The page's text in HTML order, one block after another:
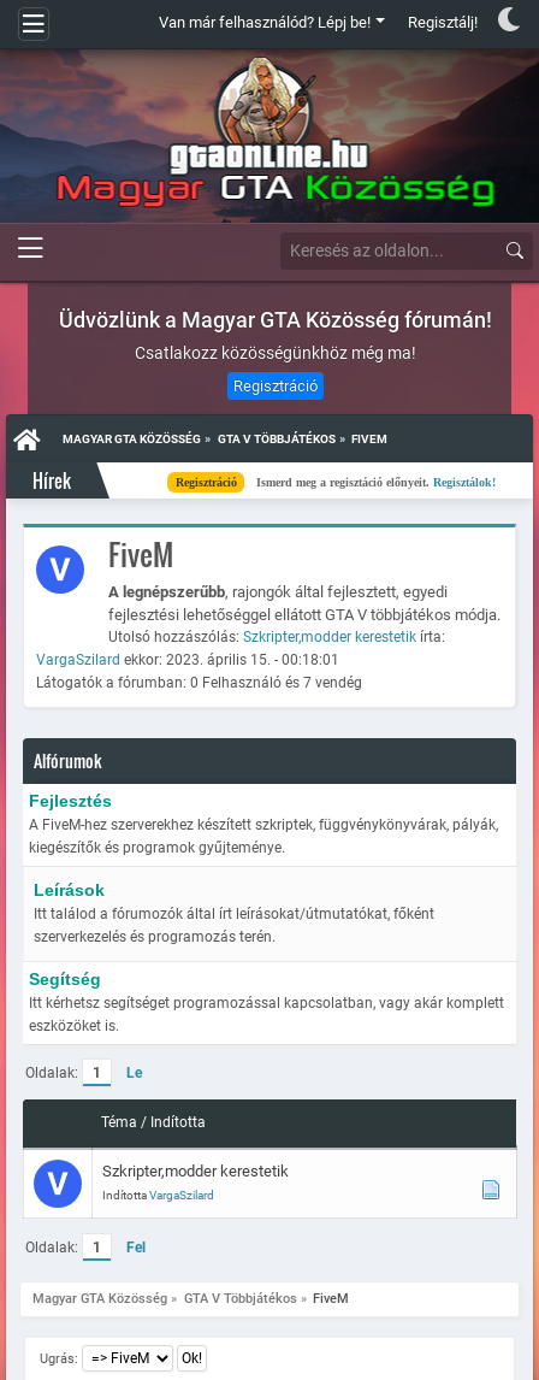
Van már felhasználód? Lépj be! Regisztálj!
Üdvözlünk a Magyar GTA Közösség fórumán!
Csatlakozz közösségünkhöz még ma!
Regisztráció
MAGYAR GTA KÖZÖSSÉG » GTA V TÖBBJÁTÉKOS » FIVEM
Hírek Regisztráció Ismerd meg a regisztáció előnyeit.Regisztálok!
FiveM
A legnépszerűbb, rajongók által fejlesztett, egyedi
fejlesztési lehetőséggel ellátott GTA V többjátékos módja.
Utolsó hozzászólás: Szkripter,modder kerestetik írta:
VargaSzilard ekkor: 2023. április 15. - 00:18:01
Látogatók a fórumban: 0 Felhasználó és 7 vendég
Alfórumok
Fejlesztés
A FiveM-hez szerverekhez készített szkriptek, függvénykönyvárak, pályák,
kiegészítők és programok gyűjteménye.
Leírások
Itt találod a fórumozók által írt leírásokat/útmutatókat, főként
szerverkezelés és programozás terén.
Segítség
Itt kérhetsz segítséget programozással kapcsolatban, vagy akár komplett
eszközöket is.
Oldalak: 1 Le
Téma / Indította
Szkripter,modder kerestetik
IndítottaVargaSzilard
Oldalak: 1 Fel
Magyar GTA Közösség » GTA V Többjátékos » FiveM
Ugrás: